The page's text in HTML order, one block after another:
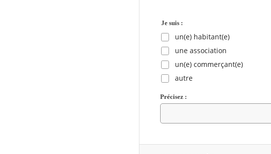
Je suis :
un(e) habitant(e)
une association
un(e) commerçant(e)
autre
Précisez :